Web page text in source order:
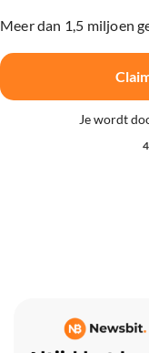
Meer dan 1,5 miljoen
Je wordt